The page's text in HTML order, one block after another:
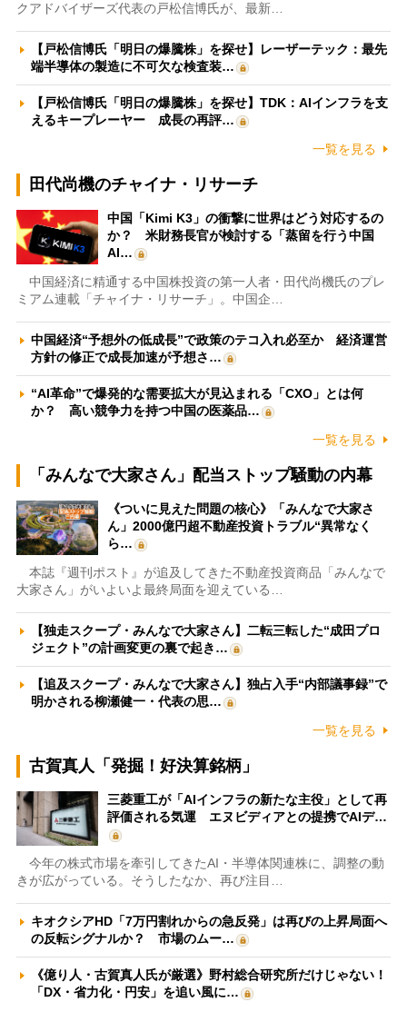
クアドバイザーズ代表の戸松信博氏が、最新…
【戸松信博氏「明日の爆騰株」を探せ】レーザーテック：最先
端半導体の製造に不可欠な検査装…
【戸松信博氏「明日の爆騰株」を探せ】TDK：AIインフラを支
えるキープレーヤー 成長の再評…
一覧を見る
田代尚機のチャイナ・リサーチ
中国「Kimi K3」の衝撃に世界はどう対応するの
か？ 米財務長官が検討する「蒸留を行う中国
AI…
中国経済に精通する中国株投資の第一人者・田代尚機氏のプレ
ミアム連載「チャイナ・リサーチ」。中国企…
中国経済“予想外の低成長”で政策のテコ入れ必至か 経済運営
方針の修正で成長加速が予想さ…
“AI革命”で爆発的な需要拡大が見込まれる「CXO」とは何
か？ 高い競争力を持つ中国の医薬品…
一覧を見る
「みんなで大家さん」配当ストップ騒動の内幕
《ついに見えた問題の核心》「みんなで大家さ
ん」2000億円超不動産投資トラブル“異常なく
ら…
本誌『週刊ポスト』が追及してきた不動産投資商品「みんなで
大家さん」がいよいよ最終局面を迎えている…
【独走スクープ・みんなで大家さん】二転三転した“成田プロ
ジェクト”の計画変更の裏で起き…
【追及スクープ・みんなで大家さん】独占入手“内部議事録”で
明かされる柳瀬健一・代表の思…
一覧を見る
古賀真人「発掘！好決算銘柄」
三菱重工が「AIインフラの新たな主役」として再
評価される気運 エヌビディアとの提携でAIデ…
今年の株式市場を牽引してきたAI・半導体関連株に、調整の動
きが広がっている。そうしたなか、再び注目…
キオクシアHD「7万円割れからの急反発」は再びの上昇局面へ
の反転シグナルか？ 市場のムー…
《億り人・古賀真人氏が厳選》野村総合研究所だけじゃない！
「DX・省力化・円安」を追い風に…